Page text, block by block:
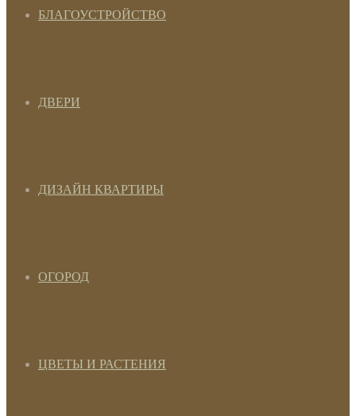
БЛАГОУСТРОЙСТВО
ДВЕРИ
ДИЗАЙН КВАРТИРЫ
ОГОРОД
ЦВЕТЫ И РАСТЕНИЯ